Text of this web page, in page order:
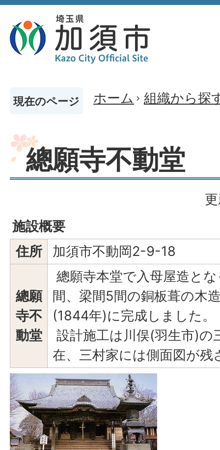
現在のページ ホーム 組織から探
總願寺不動堂
施設概要
住所
加須市不動岡2-9-18
總願
寺不
動堂
總願寺本堂で入母屋造と
間、梁間5間の銅板葺の木
(1844年)に完成しました。
設計施工は川俣(羽生市)の
在、三村家には側面図が残